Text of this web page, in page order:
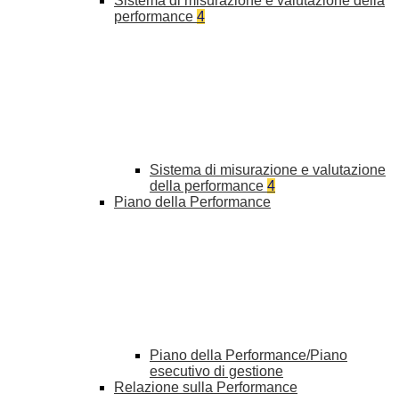
performance 4
Sistema di misurazione e valutazione
della performance 4
Piano della Performance
Piano della Performance/Piano
esecutivo di gestione
Relazione sulla Performance